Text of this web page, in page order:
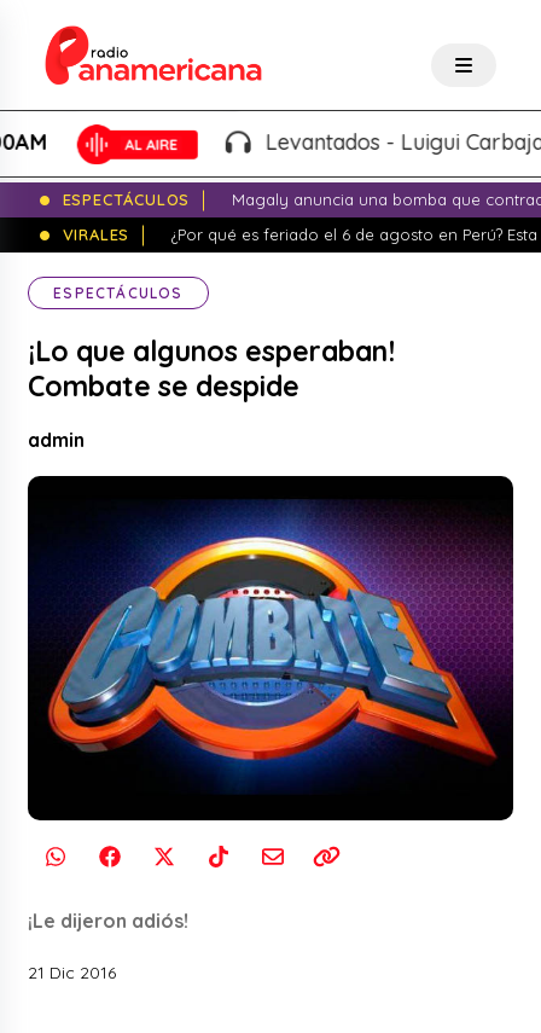
Levantados - Luigui Carbajal y
ESPECTÁCULOS
Magaly anuncia una bomba que
VIRALES
¿Por qué es feriado el 6 de agosto en Perú?
ESPECTÁCULOS
¡Lo que algunos esperaban!
Combate se despide
admin
¡Le dijeron adiós!
21 Dic 2016